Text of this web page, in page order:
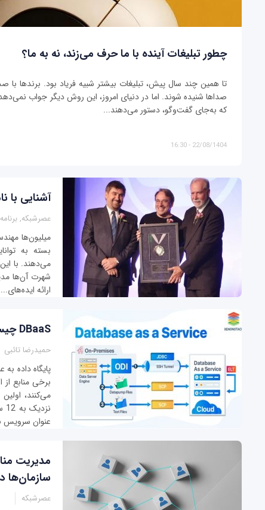
چطور تبلیغات آینده با ما حرف می‌زند، نه به ما؟
تا همین چند سال پیش، تبلیغات بیشتر شبیه فریاد بود. برندها با
صداها شنیده شوند. اما در دنیای امروز، این روش دیگر جواب نمی‌دهد.
که به‌جای گفت‌وگو، دستور می‌دهند...
22/08/1404 - 16:30
آشنایی با
عصرشبکه,
میلیون‌ها
بسته به
می‌دهند. با
شهرت آن‌ها
ارائه ایده‌های...
DBaaS چیست؟
حمیدرضا تائبی
برخی منابع
می‌کنند،
عنوان سرویس
مدیریت
سازمان‌ها
عصرشبکه